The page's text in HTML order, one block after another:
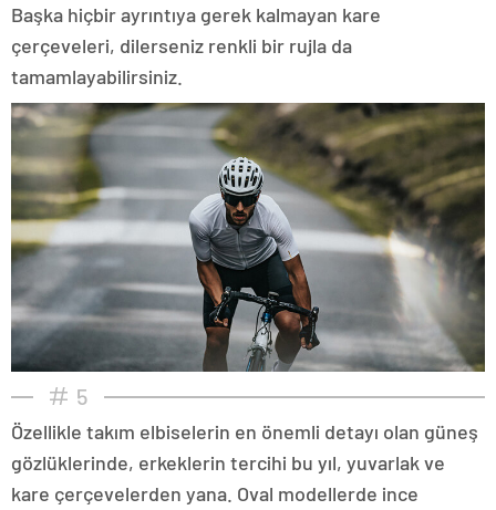
Başka hiçbir ayrıntıya gerek kalmayan kare
çerçeveleri, dilerseniz renkli bir rujla da
tamamlayabilirsiniz.
5
Özellikle takım elbiselerin en önemli detayı olan güneş
gözlüklerinde, erkeklerin tercihi bu yıl, yuvarlak ve
kare çerçevelerden yana. Oval modellerde ince